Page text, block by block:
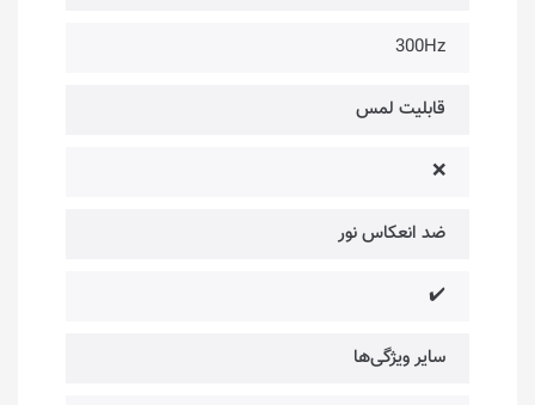
300Hz
قابلیت لمس
❌
ضد انعکاس نور
✔️
سایر ویژگی‌ها